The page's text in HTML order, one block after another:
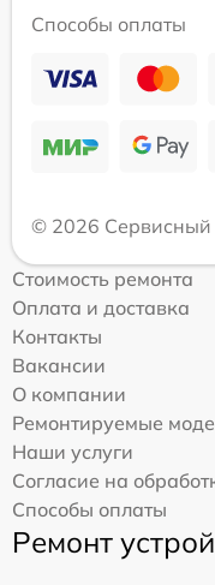
Способы оплаты
© 2026 Сервисный
Стоимость ремонта
Оплата и доставка
Контакты
Вакансии
О компании
Ремонтируемые
Наши услуги
Согласие на
Способы оплаты
Ремонт